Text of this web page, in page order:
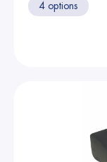
4 options